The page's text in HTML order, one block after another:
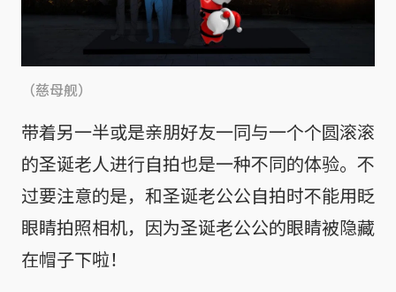
（慈母舰）
带着另一半或是亲朋好友一同与一个个圆滚滚
的圣诞老人进行自拍也是一种不同的体验。不
过要注意的是，和圣诞老公公自拍时不能用眨
眼睛拍照相机，因为圣诞老公公的眼睛被隐藏
在帽子下啦！